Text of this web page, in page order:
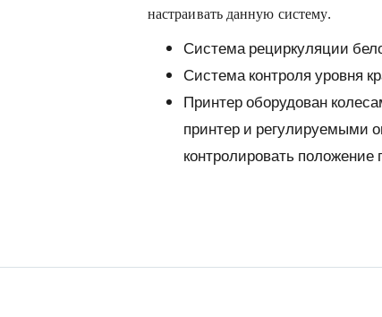
настраивать данную систему.
Система рециркуляции
Система контроля уровня
Принтер оборудован
принтер и регулируемыми
контролировать